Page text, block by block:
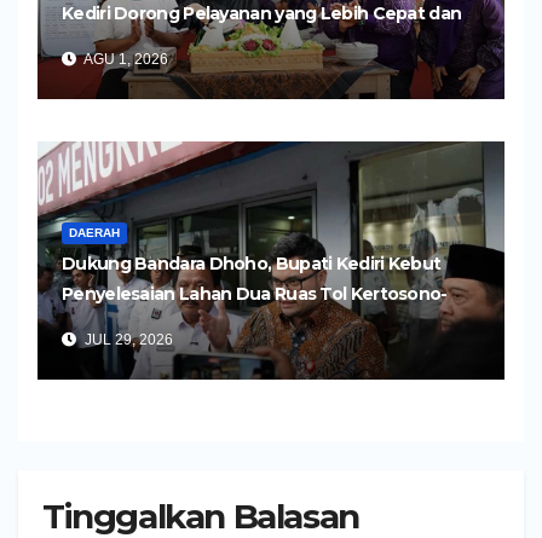
Kediri Dorong Pelayanan yang Lebih Cepat dan
Humanis
AGU 1, 2026
DAERAH
Dukung Bandara Dhoho, Bupati Kediri Kebut
Penyelesaian Lahan Dua Ruas Tol Kertosono-
Kediri
JUL 29, 2026
Tinggalkan Balasan